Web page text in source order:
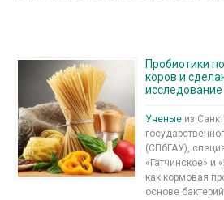
Пробиотики
коров и
исследование
Ученые из
(СПбГАУ),
«Гатчинское» и
как кормовая
основе